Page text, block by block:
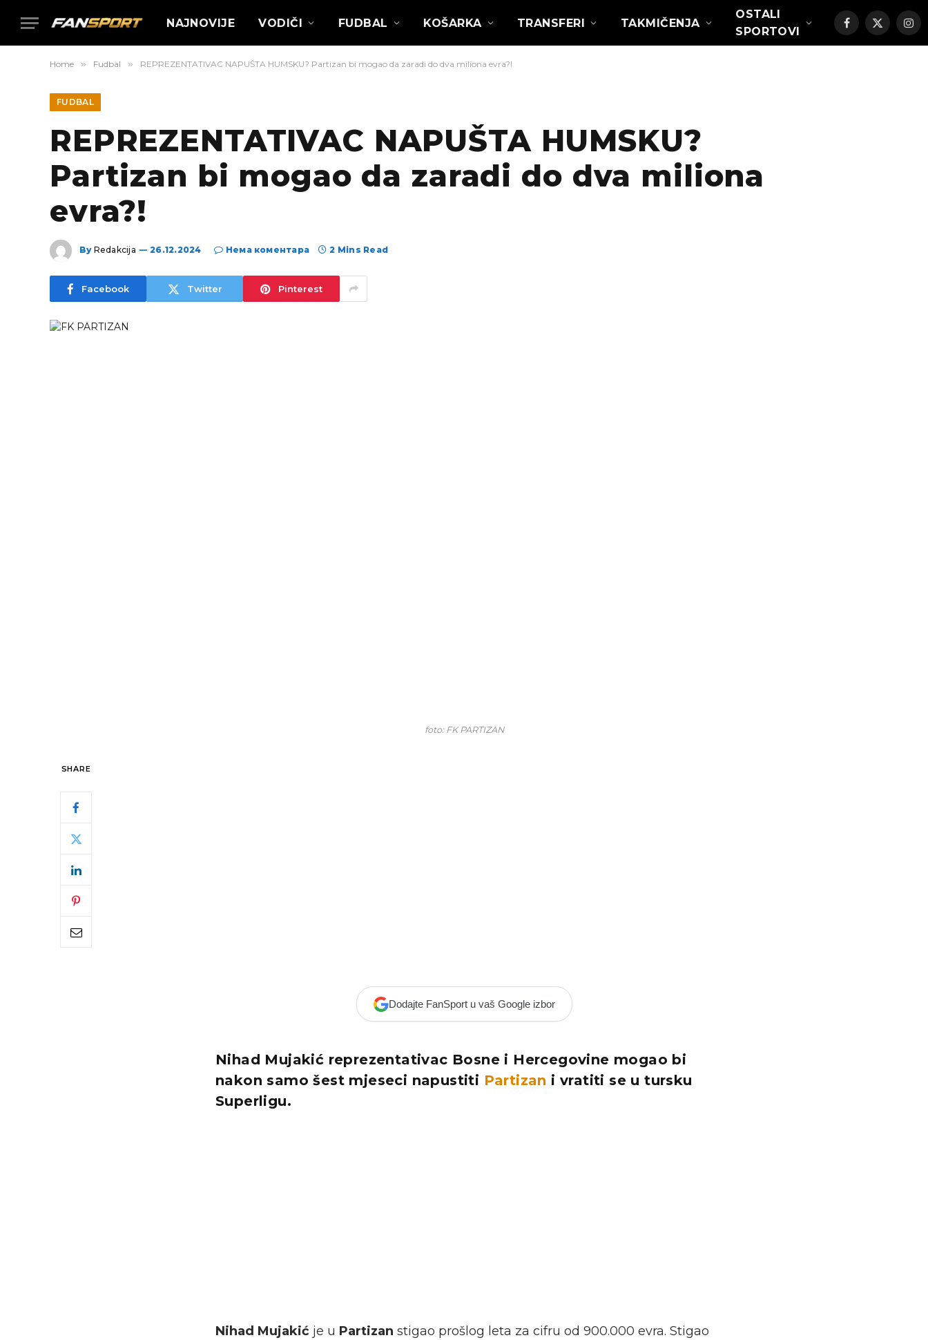
NAJNOVIJE VODIČI FUDBAL KOŠARKA TRANSFERI TAKMIČENJA
OSTALI
SPORTOVI
Facebook
X
(Twitter)
Home » Fudbal » REPREZENTATIVAC NAPUŠTA HUMSKU? Partizan bi mogao da zaradi do dva miliona evra?!
FUDBAL
REPREZENTATIVAC NAPUŠTA HUMSKU?
Partizan bi mogao da zaradi do dva miliona
evra?!
By Redakcija 26.12.2024 Нема коментара 2 Mins Read
Facebook Twitter Pinterest
foto: FK PARTIZAN
SHARE
Dodajte FanSport u vaš Google izbor
Nihad Mujakić reprezentativac Bosne i Hercegovine mogao bi
nakon samo šest mjeseci napustiti Partizan i vratiti se u tursku
Superligu.
Nihad Mujakić je u Partizan stigao prošlog leta za cifru od 900.000 evra. Stigao